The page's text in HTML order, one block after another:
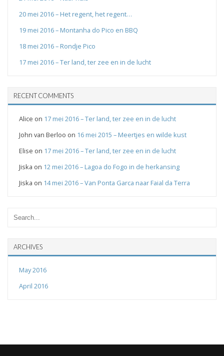
20 mei 2016 – Het regent, het regent…
19 mei 2016 – Montanha do Pico en BBQ
18 mei 2016 – Rondje Pico
17 mei 2016 – Ter land, ter zee en in de lucht
RECENT COMMENTS
Alice on 17 mei 2016 – Ter land, ter zee en in de lucht
John van Berloo on 16 mei 2015 – Meertjes en wilde kust
Elise on 17 mei 2016 – Ter land, ter zee en in de lucht
Jiska on 12 mei 2016 – Lagoa do Fogo in de herkansing
Jiska on 14 mei 2016 – Van Ponta Garca naar Faial da Terra
ARCHIVES
May 2016
April 2016